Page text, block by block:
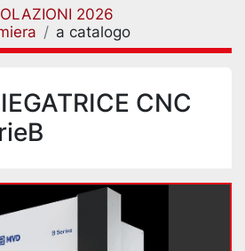
2026
a catalogo
CNC